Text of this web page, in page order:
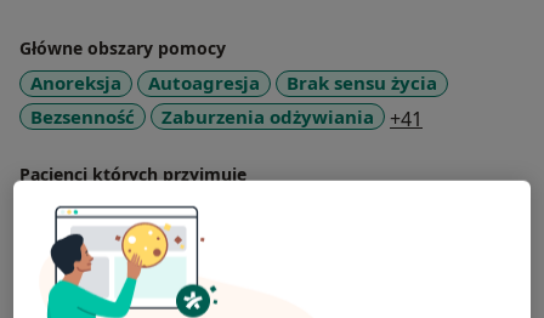
Główne obszary pomocy
Anoreksja Autoagresja
Brak sensu życia
Bezsenność
Zaburzenia odżywiania +41
Pacjenci których przyjmuję
Dorośli
Dzieci